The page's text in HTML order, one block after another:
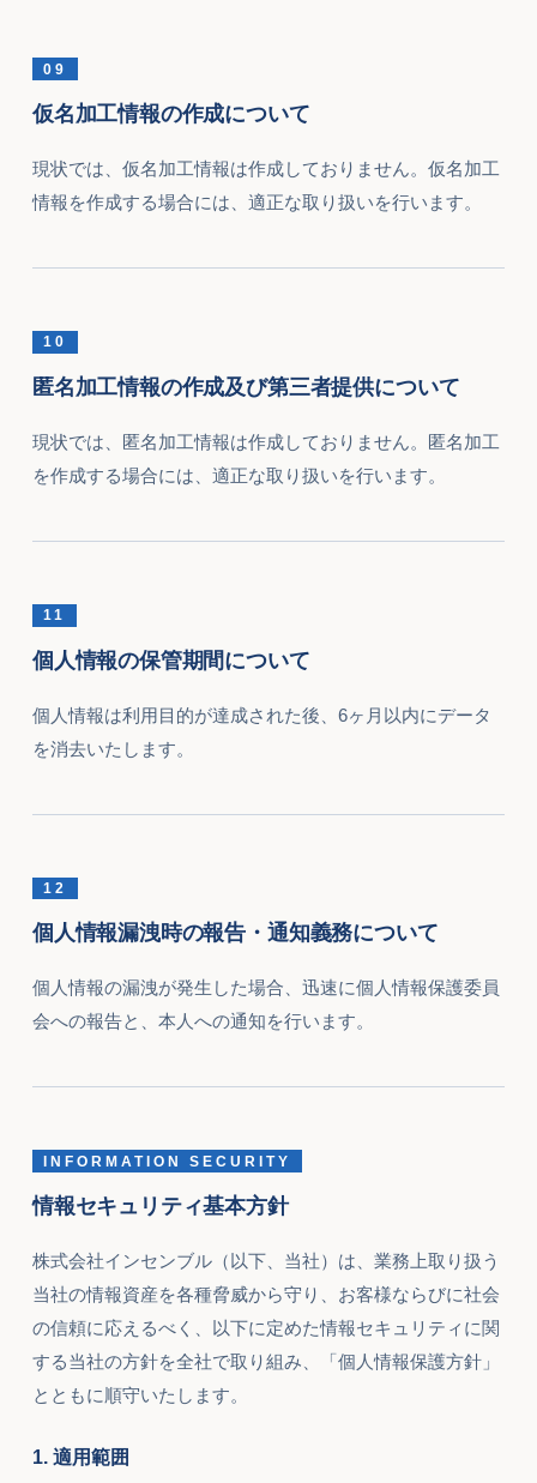
09
仮名加工情報の作成について
現状では、仮名加工情報は作成しておりません。仮名加工
情報を作成する場合には、適正な取り扱いを行います。
10
匿名加工情報の作成及び第三者提供について
現状では、匿名加工情報は作成しておりません。匿名加工
を作成する場合には、適正な取り扱いを行います。
11
個人情報の保管期間について
個人情報は利用目的が達成された後、6ヶ月以内にデータ
を消去いたします。
12
個人情報漏洩時の報告・通知義務について
個人情報の漏洩が発生した場合、迅速に個人情報保護委員
会への報告と、本人への通知を行います。
INFORMATION SECURITY
情報セキュリティ基本方針
株式会社インセンブル（以下、当社）は、業務上取り扱う
当社の情報資産を各種脅威から守り、お客様ならびに社会
の信頼に応えるべく、以下に定めた情報セキュリティに関
する当社の方針を全社で取り組み、「個人情報保護方針」
とともに順守いたします。
1. 適用範囲